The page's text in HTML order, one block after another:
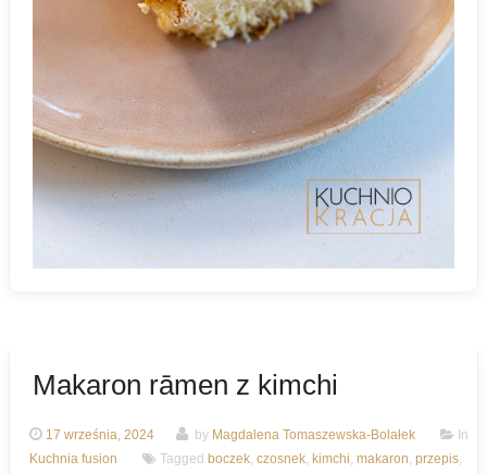
Makaron rāmen z kimchi
17 września, 2024 by Magdalena Tomaszewska-Bolałek
In
Kuchnia fusion
Tagged boczek, czosnek, kimchi, makaron, przepis,